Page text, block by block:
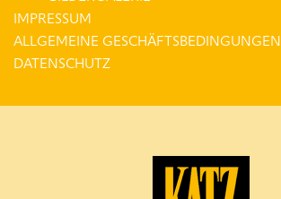
IMPRESSUM
ALLGEMEINE GESCHÄFTSBEDINGUNGEN
DATENSCHUTZ